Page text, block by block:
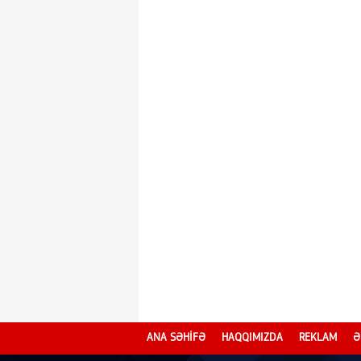
ANA SƏHİFƏ HAQQIMIZDA REKLAM